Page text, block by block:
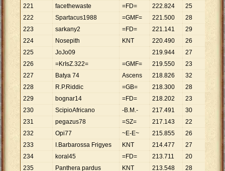
221
facethewaste =FD= 222.824 25 . 913
222
Spartacus1988 =GMF= 221.500 28
911
223
sarkany2 =FD= 221.141 29 .
224
Nosepith KNT 220.490 26
480
225
JoJo09 219.944 27 8
146
226
=KrIsZ.322= =GMF= 219.550 23
546
227
Batya 74 Ascens 218.826 32 6.
838
228
R.P.Riddic =GB= 218.300 28 7
796
229
bognar14 =FD= 218.202 23
487
230
ScipioAfricano -B.M.- 217.491 30 .
250
231
pegazus78 =SZ= 217.143 22
870
232
Opi77 ~E-E~ 215.855 26
233
I.Barbarossa Frigyes KNT 214.477 27
944
234
koral45 =FD= 213.711 20 10
235
Panthera pardus KNT 213.548 28 627